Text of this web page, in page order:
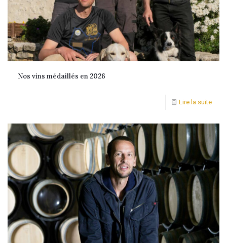
Nos vins médaillés en 2026
Lire la suite